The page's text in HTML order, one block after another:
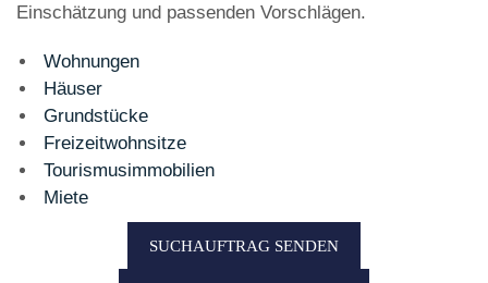
Einschätzung und passenden Vorschlägen.
Wohnungen
Häuser
Grundstücke
Freizeitwohnsitze
Tourismusimmobilien
Miete
SUCHAUFTRAG SENDEN